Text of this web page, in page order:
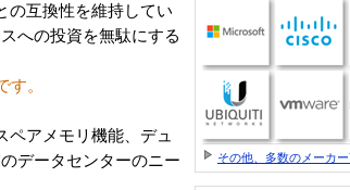
の互換性を維持してい
への投資を無駄にする
。
ペアメモリ機能、デュ
データセンターのニー
その他、多数のメーカ